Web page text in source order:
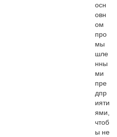
осн
овн
ом
про
мы
шле
нны
ми
пре
дпр
ияти
ями,
чтоб
ы не